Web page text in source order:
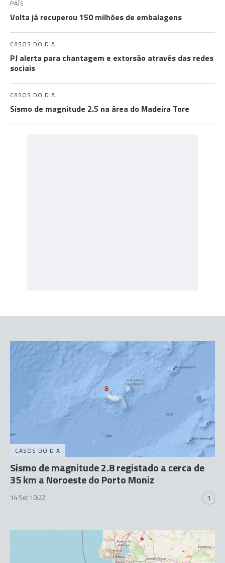
PAÍS
Volta já recuperou 150 milhões de embalagens
CASOS DO DIA
PJ alerta para chantagem e extorsão através das redes
sociais
CASOS DO DIA
Sismo de magnitude 2.5 na área do Madeira Tore
CASOS DO DIA
Sismo de magnitude 2.8 registado a cerca de
35 km a Noroeste do Porto Moniz
14 Set 10:22 1